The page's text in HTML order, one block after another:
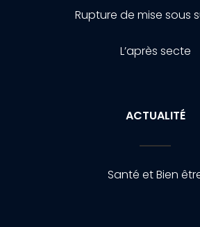
Rupture de mise sous
L’après secte
ACTUALITÉ
Santé et Bien